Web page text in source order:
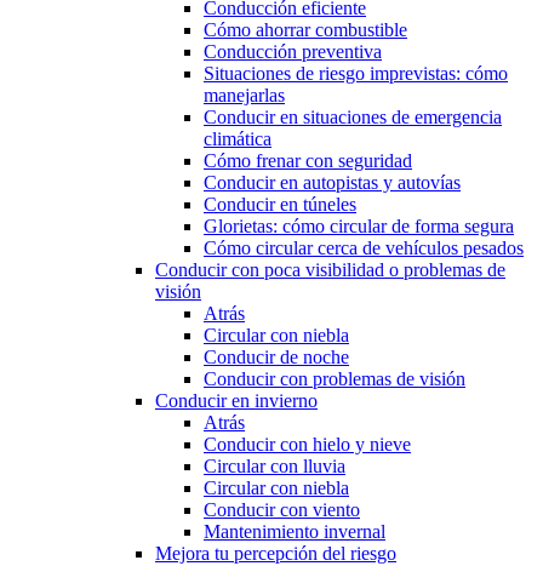
Conducción eficiente
Cómo ahorrar combustible
Conducción preventiva
Situaciones de riesgo imprevistas: cómo
manejarlas
Conducir en situaciones de emergencia
climática
Cómo frenar con seguridad
Conducir en autopistas y autovías
Conducir en túneles
Glorietas: cómo circular de forma segura
Cómo circular cerca de vehículos pesados
Conducir con poca visibilidad o problemas de
visión
Atrás
Circular con niebla
Conducir de noche
Conducir con problemas de visión
Conducir en invierno
Atrás
Conducir con hielo y nieve
Circular con lluvia
Circular con niebla
Conducir con viento
Mantenimiento invernal
Mejora tu percepción del riesgo